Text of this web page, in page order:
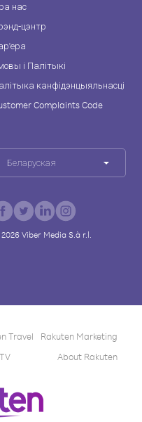
нас
цэнтр
і Палітыкі
канфідэнцыяльнасці
Complaints Code
Беларуская
2026Viber Media S.à r.l.
Travel
Rakuten Marketing
About Rakuten